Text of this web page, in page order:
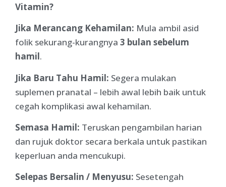
Vitamin?
Jika Merancang Kehamilan: Mula ambil asid
folik sekurang-kurangnya 3 bulan sebelum
hamil.
Jika Baru Tahu Hamil: Segera mulakan
suplemen pranatal – lebih awal lebih baik untuk
cegah komplikasi awal kehamilan.
Semasa Hamil: Teruskan pengambilan harian
dan rujuk doktor secara berkala untuk pastikan
keperluan anda mencukupi.
Selepas Bersalin / Menyusu: Sesetengah